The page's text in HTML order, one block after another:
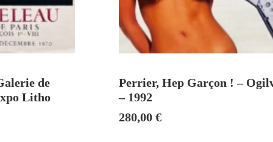
de
Litho
Perrier, Hep Garçon ! –
– 1992
280,00€